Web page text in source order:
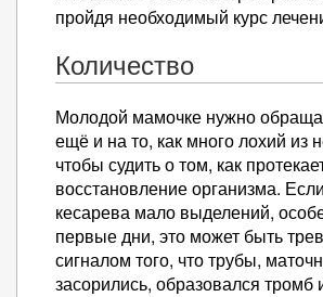
пройдя необходимый курс
Количество
Молодой мамочке нужно
ещё и на то, как много лохий из
чтобы судить о том, как
восстановление организма.
кесарева мало выделений,
первые дни, это может быть
сигналом того, что трубы,
засорились, образовался тромб